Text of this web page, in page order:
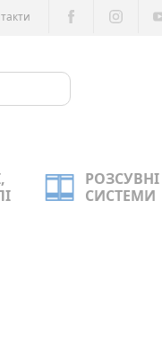
РОЗСУВНІ
СИСТЕМИ